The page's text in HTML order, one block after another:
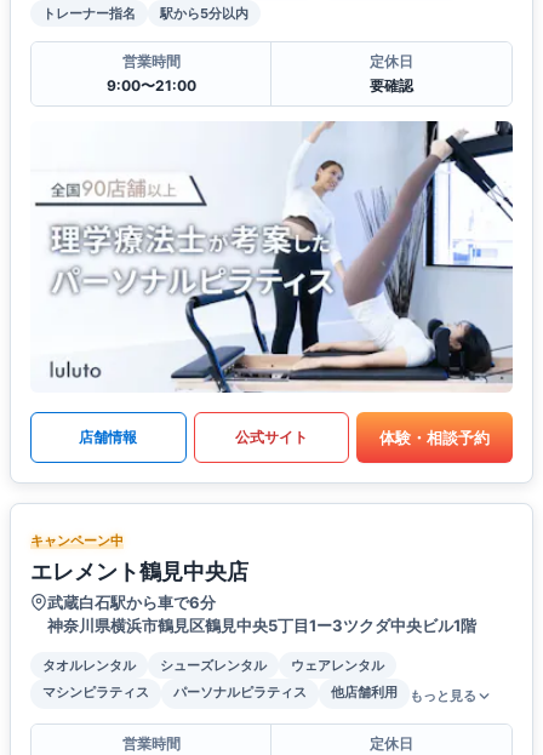
トレーナー指名
駅から5分以内
営業時間
9:00〜21:00
定休日
要確認
店舗情報 公式サイト 体験・相談予約
キャンペーン中
エレメント鶴見中央店
武蔵白石駅から車で6分
神奈川県横浜市鶴見区鶴見中央5丁目1ー3ツクダ中央ビル1階
タオルレンタル シューズレンタル
ウェアレンタル
マシンピラティス
パーソナルピラティス 他店舗利用 もっと見る
営業時間
定休日